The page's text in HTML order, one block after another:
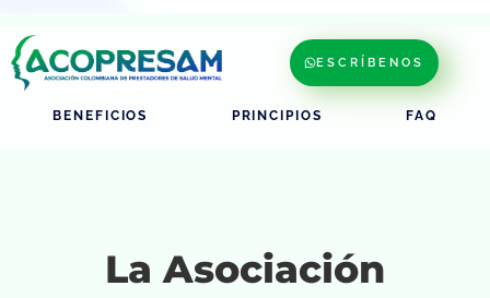
BENEFICIOS PRINCIPIOS FAQ
ESCRÍBENOS
La Asociación